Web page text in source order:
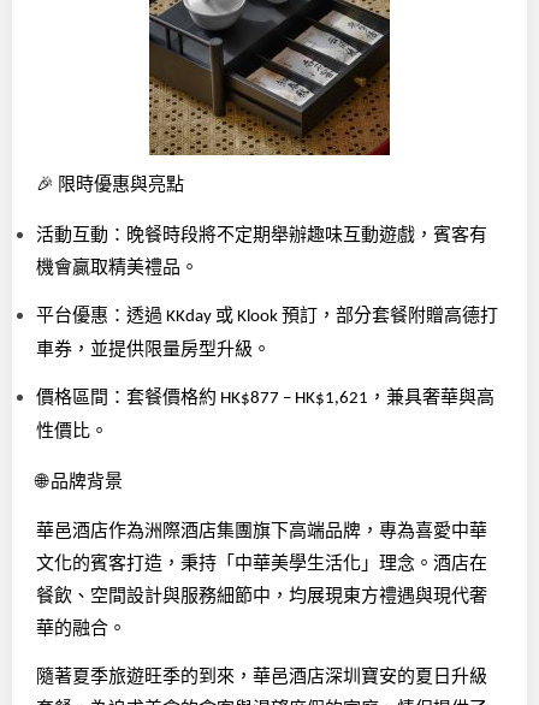
🎉 限時優惠與亮點
活動互動：晚餐時段將不定期舉辦趣味互動遊戲，賓客有
機會贏取精美禮品。
平台優惠：透過 KKday 或 Klook 預訂，部分套餐附贈高德打
車券，並提供限量房型升級。
價格區間：套餐價格約 HK$877 – HK$1,621 ，兼具奢華與高
性價比。
🌐 品牌背景
華邑酒店作為洲際酒店集團旗下高端品牌，專為喜愛中華
文化的賓客打造，秉持「中華美學生活化」理念。酒店在
餐飲、空間設計與服務細節中，均展現東方禮遇與現代奢
華的融合。
隨著夏季旅遊旺季的到來，華邑酒店深圳寶安的夏日升級